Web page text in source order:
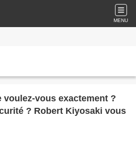
MENU
voulez-vous exactement ?
? Robert Kiyosaki vous